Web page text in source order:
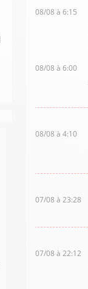
08/08 à 6:15
08/08 à 6:00
08/08 à 4:10
07/08 à 23:28
07/08 à 22:12